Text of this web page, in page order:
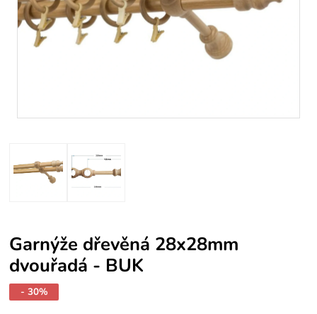
Garnýže dřevěná 28x28mm
dvouřadá - BUK
- 30%